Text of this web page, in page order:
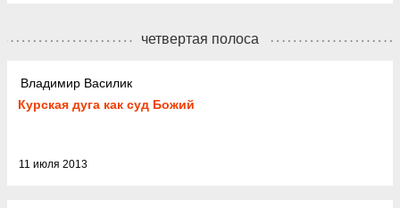
четвертая полоса
Владимир Василик
Курская дуга как суд Божий
11 июля 2013